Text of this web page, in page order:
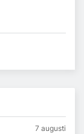
7 augusti